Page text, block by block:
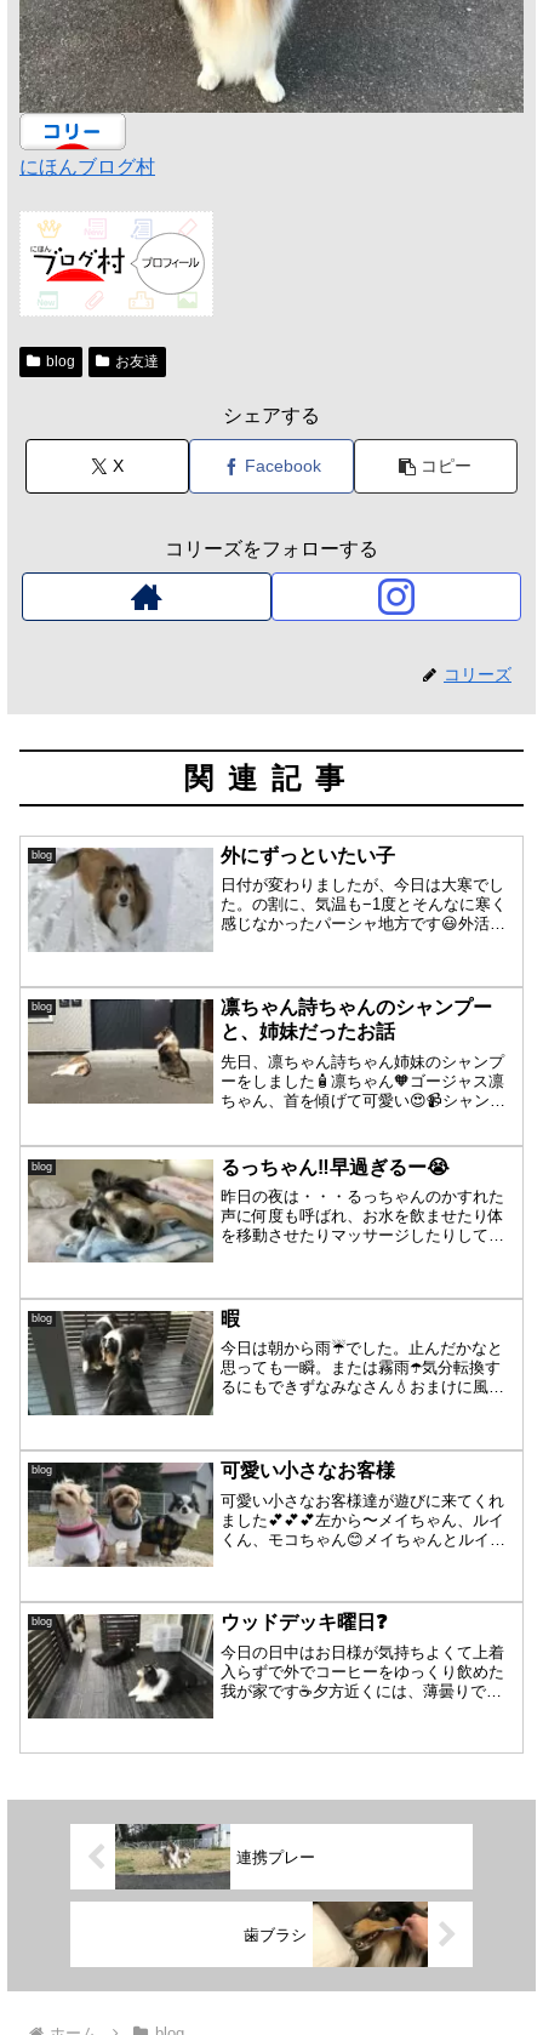
にほんブログ村
blog お友達
シェアする
X Facebook コピー
コリーズをフォローする
コリーズ
関連記事
blog 外にずっといたい子
日付が変わりましたが、今日は大寒でし
た。の割に、気温も−1度とそんなに寒く
感じなかったパーシャ地方です😃外活も
目をつけた先には雪の中に顔入れてる😄
枝❗️詩ちゃん優勢...
blog
凛ちゃん詩ちゃんのシャンプー
と、姉妹だったお話
先日、凛ちゃん詩ちゃん姉妹のシャンプ
ーをしました🧴凛ちゃん🧡ゴージャス凛
ちゃん、首を傾げて可愛い😍📹シャンプ
れます❤️シャンプー終わって、凛ちゃん
の真顔が、、、🤭静かな...
blog るっちゃん‼️早過ぎるー😭
昨日の夜は・・・るっちゃんのかすれた
声に何度も呼ばれ、お水を飲ませたり体
を移動させたりマッサージしたりしてい
の位置がわかってむしろ飲...
blog 暇
今日は朝から雨☔️でした。止んだかなと
思っても一瞬。または霧雨☂️気分転換す
るにもできずなみなさん💧おまけに風も
と帰ってきた〜💡ラルは最初から体半分
だけ😂パーシャ、濡れ...
blog 可愛い小さなお客様
可愛い小さなお客様達が遊びに来てくれ
ました💕💕💕左から〜メイちゃん、ルイ
くん、モコちゃん😊メイちゃんとルイく
ゃん、ルイくんも沢山遊べたかな😊❓大
型犬の我が家は、小さ...
blog ウッドデッキ曜日❓
今日の日中はお日様が気持ちよくて上着
入らずで外でコーヒーをゆっくり飲めた
我が家です☕️夕方近くには、薄曇りで寒
割り機でトントンカンカン🧊⛏💦握力無
連携プレー
歯ブラシ